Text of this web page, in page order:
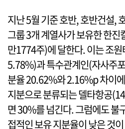
지난 5월 기준 호반, 호반건설,
그룹 3개 계열사가 보유한 한
만1774주)에 달한다. 이는 조
5.78%)과 특수관계인(자사주
분율 20.62%와 2.16%p 차이
지분으로 분류되는 델타항공
면 30%를 넘긴다. 그럼에도 불
접적인 보유 지분율이 낮은 것